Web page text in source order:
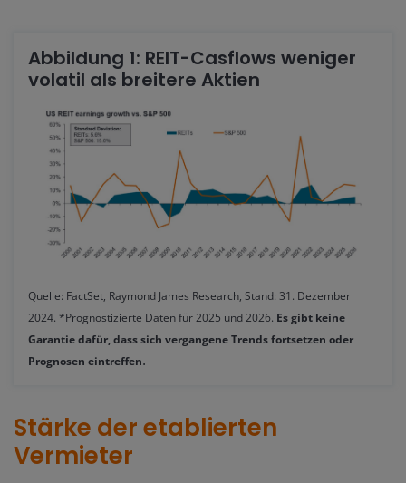
Abbildung 1: REIT-Casflows weniger
volatil als breitere Aktien
Quelle: FactSet, Raymond James Research, Stand: 31. Dezember
2024. *Prognostizierte Daten für 2025 und 2026. Es gibt keine
Garantie dafür, dass sich vergangene Trends fortsetzen oder
Prognosen eintreffen.
Stärke der etablierten
Vermieter